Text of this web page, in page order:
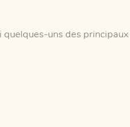
uns des